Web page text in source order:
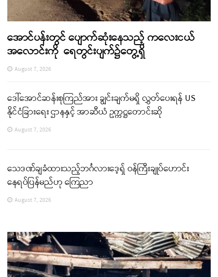
အောင်ပန်းတွင် ပျောက်ဆုံးနေသည့် ကလေးငယ်
အလောင်းကို ရေတွင်းပျက်၌တွေ့ရှိ
August 7, 2026
ဒေါ်အောင်ဆန်းစုကြည်အား ချွင်းချက်မရှိ လွှတ်ပေးရန် US
နိုင်ငံခြားရေး ဌာနနှင့် အာဆီယံ ဥက္ကဋ္ဌတောင်းဆို
August 7, 2026
သေဒဏ်ချခံထားသည့်ဘင်္ဂလားဒေ့ရှ် ဝန်ကြီးချုပ်ဟောင်း
နေရပ်ပြန်မည်ဟု ကြေညာ
August 7, 2026